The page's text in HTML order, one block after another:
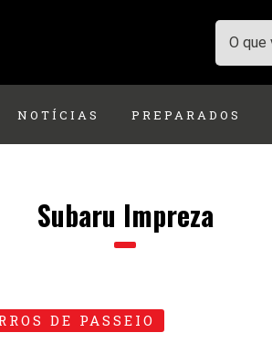
NOTÍCIAS PREPARADOS
Subaru Impreza
DE PASSEIO